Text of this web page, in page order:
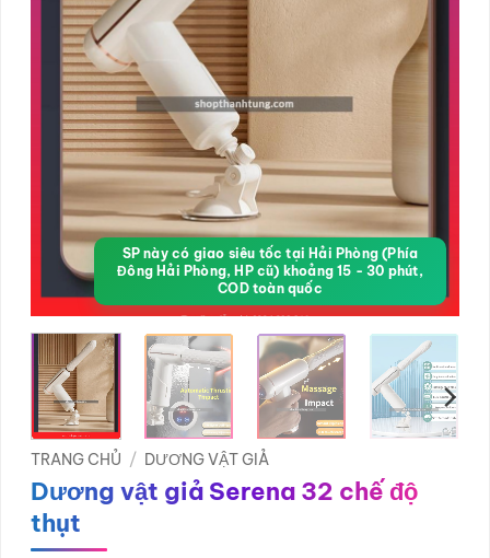
SP này có giao siêu tốc tại Hải Phòng (Phía
Đông Hải Phòng, HP cũ) khoảng 15 - 30 phút,
COD toàn quốc
TRANG CHỦ / DƯƠNG VẬT GIẢ
Dương vật giả Serena 32 chế độ
thụt